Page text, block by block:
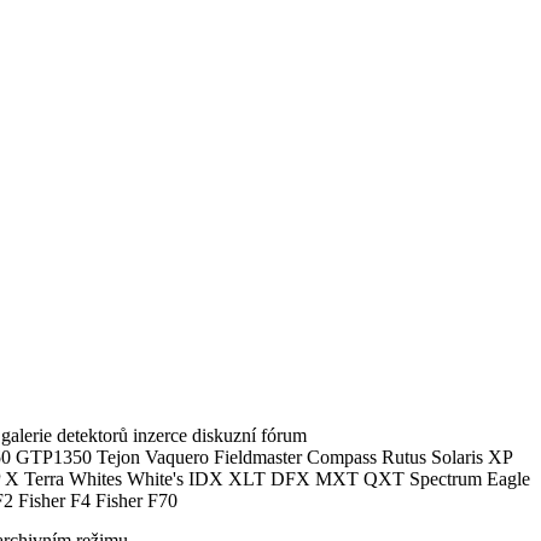
detektorů inzerce diskuzní fórum
Tejon Vaquero Fieldmaster Compass Rutus Solaris XP
Terra Whites White's IDX XLT DFX MXT QXT Spectrum Eagle
Fisher F4 Fisher F70